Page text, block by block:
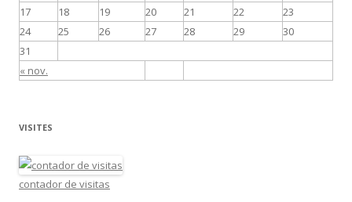
« nov.
17
18 19 20 21 22
23
24
25 26 27 28 29
30
31
VISITES
contador de visitas